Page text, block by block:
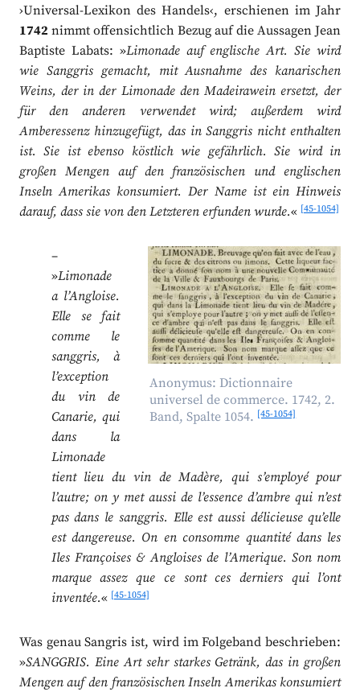
›Universal-Lexikon des Handels‹, erschienen im Jahr
1742 nimmt offensichtlich Bezug auf die Aussagen Jean
Baptiste Labats: »Limonade auf englische Art. Sie wird
wie Sanggris gemacht, mit Ausnahme des kanarischen
Weins, der in der Limonade den Madeirawein ersetzt, der
für den anderen verwendet wird; außerdem wird
Amberessenz hinzugefügt, das in Sanggris nicht enthalten
ist. Sie ist ebenso köstlich wie gefährlich. Sie wird in
großen Mengen auf den französischen und englischen
Inseln Amerikas konsumiert. Der Name ist ein Hinweis
darauf, dass sie von den Letzteren erfunden wurde.«[45-1054]
Anonymus: Dictionnaire
universel de commerce. 1742, 2.
Band, Spalte 1054. [45-1054]
–
»Limonade
a l’Angloise.
Elle se fait
comme le
sanggris, à
l’exception
du vin de
Canarie, qui
dans la
Limonade
tient lieu du vin de Madère, qui s’employé pour
l’autre; on y met aussi de l’essence d’ambre qui n’est
pas dans le sanggris. Elle est aussi délicieuse qu’elle
est dangereuse. On en consomme quantité dans les
Iles Françoises & Angloises de l’Amerique. Son nom
marque assez que ce sont ces derniers qui l’ont
inventée.«[45-1054]
Was genau Sangris ist, wird im Folgeband beschrieben:
»SANGGRIS. Eine Art sehr starkes Getränk, das in großen
Mengen auf den französischen Inseln Amerikas konsumiert